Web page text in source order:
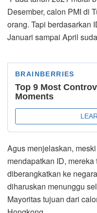
Desember, calon PMI di
orang. Tapi berdasarkan
Januari sampai April
Agus menjelaskan,
mendapatkan ID,
diberangkatkan ke
diharuskan menunggu
Mayoritas tujuan dari